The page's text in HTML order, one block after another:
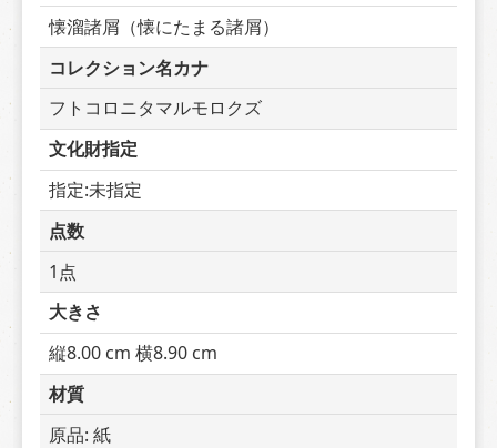
懐溜諸屑（懐にたまる諸屑）
コレクション名カナ
フトコロニタマルモロクズ
文化財指定
指定:未指定
点数
1点
大きさ
縦8.00 cm 横8.90 cm
材質
原品: 紙